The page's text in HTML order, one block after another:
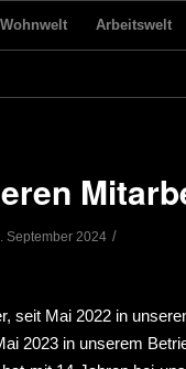
Wohnwelt Arbeitswelt
September 2024 /
seit Mai 2022 in
2023 in unserem